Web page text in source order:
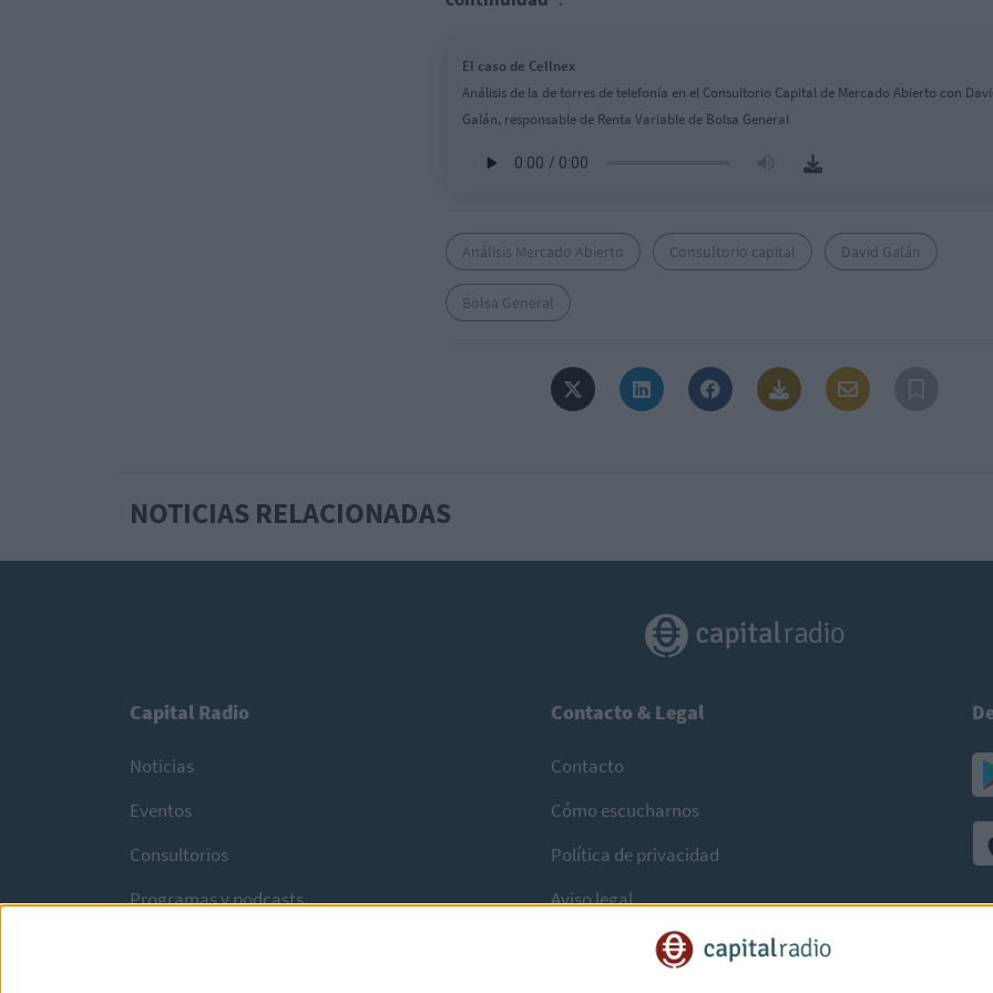
El caso de Cellnex
Análisis de la de torres de telefonía en el Consultorio Capital de Mercado Abierto con
Galán, responsable de Renta Variable de Bolsa General
Análisis Mercado Abierto Consultorio capital David Galán
Bolsa General
NOTICIAS RELACIONADAS
Capital Radio
Noticias
Eventos
Consultorios
Programas y podcasts
Contacto & Legal
Contacto
Cómo escucharnos
Política de privacidad
Aviso legal